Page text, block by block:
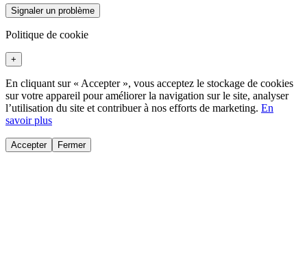
Signaler un problème
Politique de cookie
+
En cliquant sur « Accepter », vous acceptez le stockage de cookies
sur votre appareil pour améliorer la navigation sur le site, analyser
l’utilisation du site et contribuer à nos efforts de marketing. En
savoir plus
Accepter Fermer